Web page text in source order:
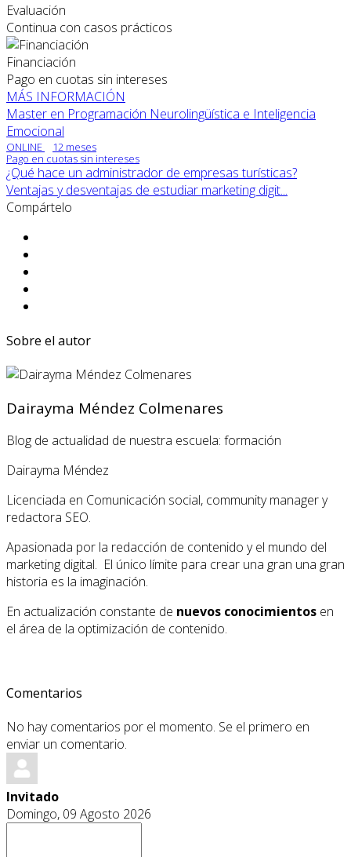
Evaluación
Continua con casos prácticos
Financiación
Pago en cuotas sin intereses
MÁS INFORMACIÓN
Master en Programación Neurolingüística e Inteligencia
Emocional
ONLINE
12 meses
Pago en cuotas sin intereses
¿Qué hace un administrador de empresas turísticas?
Ventajas y desventajas de estudiar marketing digit...
Compártelo
Sobre el autor
Dairayma Méndez Colmenares
Blog de actualidad de nuestra escuela: formación
Dairayma Méndez
Licenciada en Comunicación social, community manager y
redactora SEO.
Apasionada por la redacción de contenido y el mundo del
marketing digital. El único límite para crear una gran una gran
historia es la imaginación.
En actualización constante de nuevos conocimientos en
el área de la optimización de contenido.
Comentarios
No hay comentarios por el momento. Se el primero en
enviar un comentario.
Invitado
Domingo, 09 Agosto 2026